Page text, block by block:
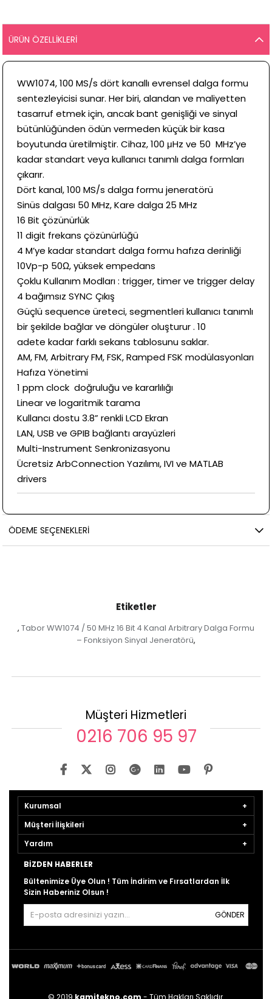
ÜRÜN ÖZELLIKLERI
WW1074, 100 MS/s dört kanallı evrensel dalga formu
sentezleyicisi sunar. Her biri, alandan ve maliyetten
tasarruf etmek için, ancak bant genişliği ve sinyal
bütünlüğünden ödün vermeden küçük bir kasa
boyutunda üretilmiştir. Cihaz, 100 μHz ve 50 MHz’ye
kadar standart veya kullanıcı tanımlı dalga formları
çıkarır.
Dört kanal, 100 MS/s dalga formu jeneratörü
Sinüs dalgası 50 MHz, Kare dalga 25 MHz
16 Bit çözünürlük
11 digit frekans çözünürlüğü
4 M’ye kadar standart dalga formu hafıza derinliği
10Vp-p 50Ω, yüksek empedans
Çoklu Kullanım Modları : trigger, timer ve trigger delay
4 bağımsız SYNC Çıkış
Güçlü sequence üreteci, segmentleri kullanıcı tanımlı
bir şekilde bağlar ve döngüler oluşturur . 10
adete kadar farklı sekans tablosunu saklar.
AM, FM, Arbitrary FM, FSK, Ramped FSK modülasyonları
Hafıza Yönetimi
1 ppm clock doğruluğu ve kararlılığı
Linear ve logaritmik tarama
Kullancı dostu 3.8” renkli LCD Ekran
LAN, USB ve GPIB bağlantı arayüzleri
Multi-Instrument Senkronizasyonu
Ücretsiz ArbConnection Yazılımı, IVI ve MATLAB
drivers
ÖDEME SEÇENEKLERI
Etiketler
, Tabor WW1074 / 50 MHz 16 Bit 4 Kanal Arbitrary Dalga Formu
– Fonksiyon Sinyal Jeneratörü,
Müşteri Hizmetleri
0216 706 95 97
Kurumsal
Müşteri İlişkileri
Yardım
BIZDEN HABERLER
Bültenimize Üye Olun ! Tüm İndirim ve Fırsatlardan İlk
Sizin Haberiniz Olsun !
GÖNDER